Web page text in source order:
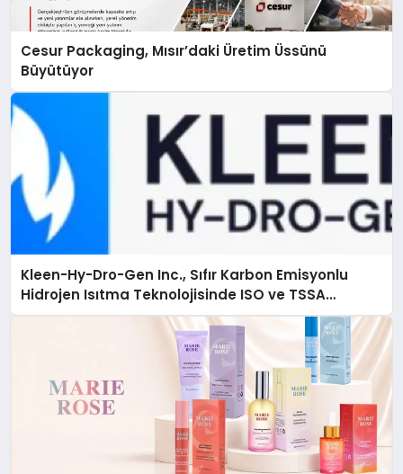
Cesur Packaging, Mısır’daki Üretim Üssünü
Büyütüyor
Kleen-Hy-Dro-Gen Inc., Sıfır Karbon Emisyonlu
Hidrojen Isıtma Teknolojisinde ISO ve TSSA
Düzenleyici Onaylarını Aldı